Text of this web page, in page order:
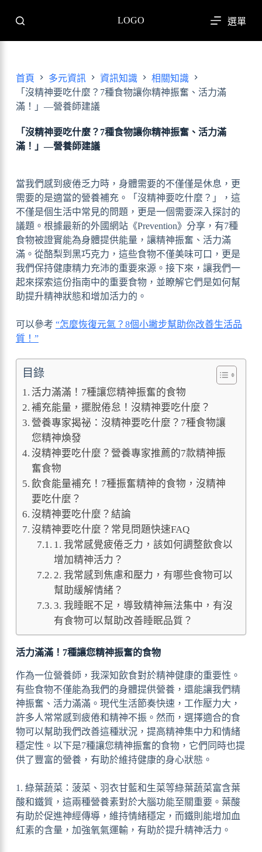
至
主
容
LOGO 選單
首頁 多元資訊 資訊知識
相關知識
「沒精神要吃什麼？7種食物讓你精神振奮、活力滿
滿！」—營養師建議
「沒精神要吃什麼？7種食物讓你精神振奮、活力滿
滿！」—營養師建議
當我們感到疲倦乏力時，身體需要的不僅僅是休息，更
需要的是適當的營養補充。「沒精神要吃什麼？」，這
不僅是個生活中常見的問題，更是一個需要深入探討的
議題。根據最新的外國網站《Prevention》分享，有7種
食物被證實能為身體提供能量，讓精神振奮、活力滿
滿。從酪梨到黑巧克力，這些食物不僅美味可口，更是
我們保持健康精力充沛的重要來源。接下來，讓我們一
起來探索這份指南中的重要食物，並瞭解它們是如何幫
助提升精神狀態和增加活力的。
可以參考 “怎麼恢復元氣？8個小撇步幫助你改善生活品
質！”
目錄
活力滿滿！7種讓您精神振奮的食物
補充能量，擺脫倦怠！沒精神要吃什麼？
營養專家揭祕：沒精神要吃什麼？7種食物讓
您精神煥發
沒精神要吃什麼？營養專家推薦的7款精神振
奮食物
飲食能量補充！7種振奮精神的食物，沒精神
要吃什麼？
沒精神要吃什麼？結論
沒精神要吃什麼？常見問題快速FAQ
1. 我常感覺疲倦乏力，該如何調整飲食以
增加精神活力？
2. 我常感到焦慮和壓力，有哪些食物可以
幫助緩解情緒？
3. 我睡眠不足，導致精神無法集中，有沒
有食物可以幫助改善睡眠品質？
活力滿滿！7種讓您精神振奮的食物
作為一位營養師，我深知飲食對於精神健康的重要性。
有些食物不僅能為我們的身體提供營養，還能讓我們精
神振奮、活力滿滿。現代生活節奏快速，工作壓力大，
許多人常常感到疲倦和精神不振。然而，選擇適合的食
物可以幫助我們改善這種狀況，提高精神集中力和情緒
穩定性。以下是7種讓您精神振奮的食物，它們同時也提
供了豐富的營養，有助於維持健康的身心狀態。
1. 綠葉蔬菜：菠菜、羽衣甘藍和生菜等綠葉蔬菜富含葉
酸和鐵質，這兩種營養素對於大腦功能至關重要。葉酸
有助於促進神經傳導，維持情緒穩定，而鐵則能增加血
紅素的含量，加強氧氣運輸，有助於提升精神活力。